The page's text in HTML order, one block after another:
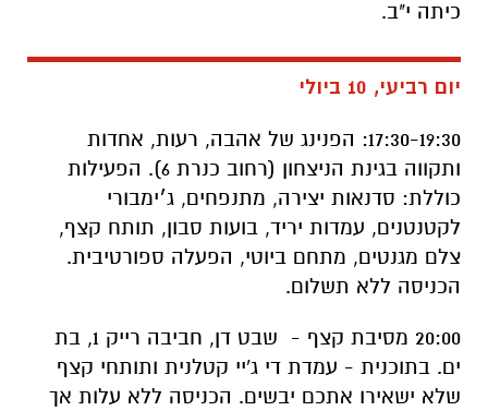
כיתה י"ב.
יום רביעי, 10 ביולי
17:30-19:30: הפנינג של אהבה, רעות, אחדות
ותקווה בגינת הניצחון (רחוב כנרת 6). הפעילות
כוללת: סדנאות יצירה, מתנפחים, ג׳ימבורי
לקטנטנים, עמדות יריד, בועות סבון, תותח קצף,
צלם מגנטים, מתחם ביוטי, הפעלה ספורטיבית.
הכניסה ללא תשלום.
20:00 מסיבת קצף - שבט דן, חביבה רייק 1, בת
ים. בתוכנית - עמדת די ג'יי קטלנית ותותחי קצף
שלא ישאירו אתכם יבשים. הכניסה ללא עלות אך